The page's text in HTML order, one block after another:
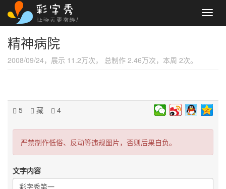
精神病院
2008/09/24，展示 11.2万次， 总制作 2.46万次，本周 2次。
5 藏 4
严禁制作低俗、反动等违规图片，否则后果自负。
文字内容